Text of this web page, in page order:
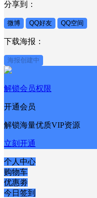
分享到：
微博 QQ好友 QQ空间
下载海报：
海报创建中
解锁会员权限
开通会员
解锁海量优质VIP资源
立刻开通
个人中心
购物车
优惠劵
今日签到